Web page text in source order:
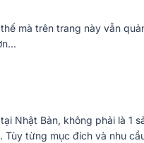
amplytrước đó, Pre-
đồng tạo nên sự sang
tỉ mỉ với độ chính xác
mà trên trang này vẫn
Nhật Bản, không phải là 1
từng mục đích và nhu